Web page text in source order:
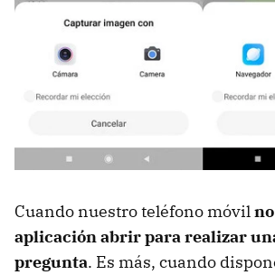
Cuando nuestro teléfono móvil
aplicación abrir para realizar
pregunta. Es más, cuando